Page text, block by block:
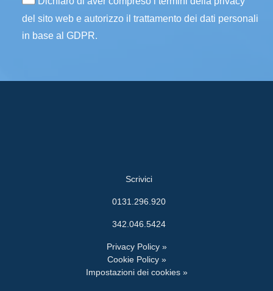
del sito web e autorizzo il trattamento dei dati personali
in base al GDPR.
Scrivici
0131.296.920
342.046.5424
Privacy Policy »
Cookie Policy »
Impostazioni dei cookies »